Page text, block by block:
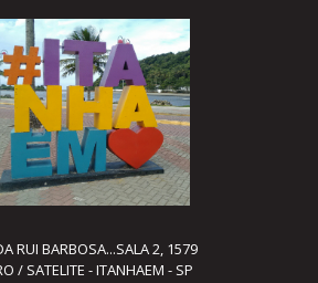
RUI BARBOSA...SALA 2, 1579
/ SATELITE - ITANHAEM - SP